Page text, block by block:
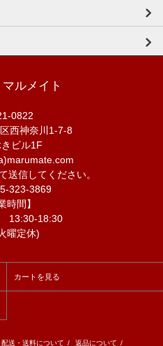
ルメイト
0822
西神奈川1-7-8
ビル1F
送信してください。
323-3869
時間】
13:30-18:30
曜定休)
カートを見る
配送・送料について / 返品について /